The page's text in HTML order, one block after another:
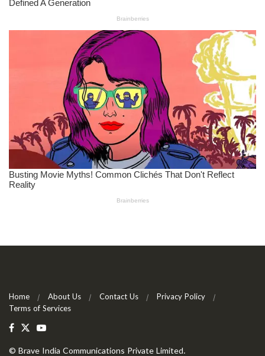
Home About Us Contact Us
Privacy Policy
Terms of Services
© Brave India Communications Private Limited.